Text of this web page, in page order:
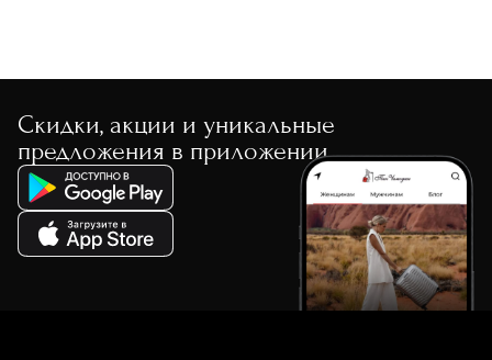
Скидки, акции и уникальные
предложения в приложении